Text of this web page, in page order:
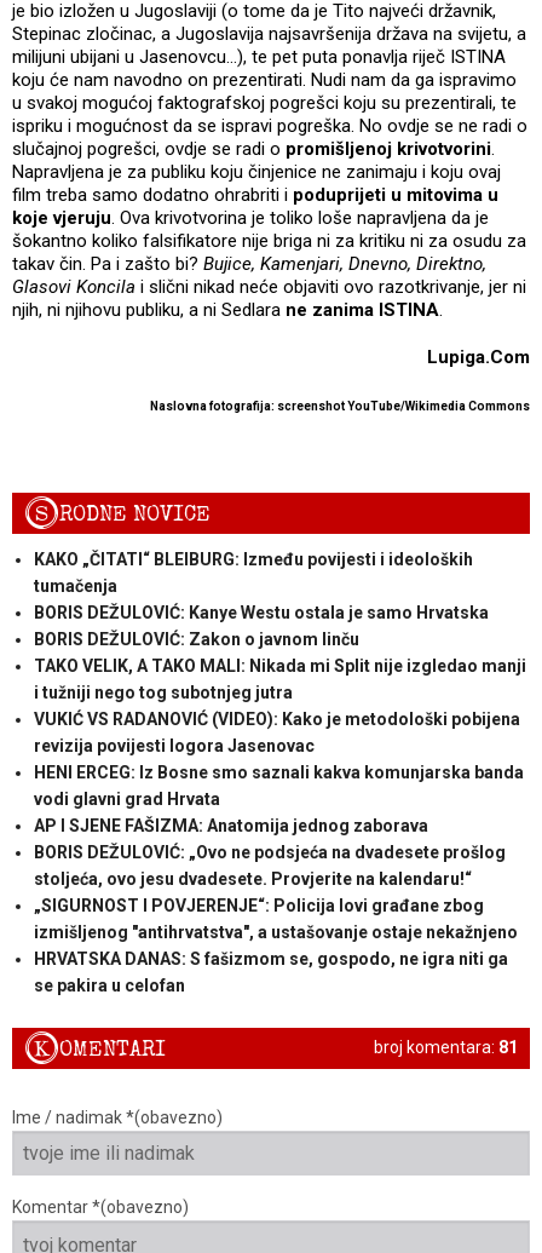
je bio izložen u Jugoslaviji (o tome da je Tito najveći državnik,
Stepinac zločinac, a Jugoslavija najsavršenija država na svijetu, a
milijuni ubijani u Jasenovcu…), te pet puta ponavlja riječ ISTINA
koju će nam navodno on prezentirati. Nudi nam da ga ispravimo
u svakoj mogućoj faktografskoj pogrešci koju su prezentirali, te
ispriku i mogućnost da se ispravi pogreška. No ovdje se ne radi o
slučajnoj pogrešci, ovdje se radi o promišljenoj krivotvorini.
Napravljena je za publiku koju činjenice ne zanimaju i koju ovaj
film treba samo dodatno ohrabriti i poduprijeti u mitovima u
koje vjeruju. Ova krivotvorina je toliko loše napravljena da je
šokantno koliko falsifikatore nije briga ni za kritiku ni za osudu za
takav čin. Pa i zašto bi? Bujice, Kamenjari, Dnevno, Direktno,
Glasovi Koncila i slični nikad neće objaviti ovo razotkrivanje, jer ni
njih, ni njihovu publiku, a ni Sedlara ne zanima ISTINA.
Lupiga.Com
Naslovna fotografija: screenshot YouTube/Wikimedia Commons
SRODNE NOVICE
KAKO „ČITATI“ BLEIBURG: Između povijesti i ideoloških
tumačenja
BORIS DEŽULOVIĆ: Kanye Westu ostala je samo Hrvatska
BORIS DEŽULOVIĆ: Zakon o javnom linču
TAKO VELIK, A TAKO MALI: Nikada mi Split nije izgledao manji
i tužniji nego tog subotnjeg jutra
VUKIĆ VS RADANOVIĆ (VIDEO): Kako je metodološki pobijena
revizija povijesti logora Jasenovac
HENI ERCEG: Iz Bosne smo saznali kakva komunjarska banda
vodi glavni grad Hrvata
AP I SJENE FAŠIZMA: Anatomija jednog zaborava
BORIS DEŽULOVIĆ: „Ovo ne podsjeća na dvadesete prošlog
stoljeća, ovo jesu dvadesete. Provjerite na kalendaru!“
„SIGURNOST I POVJERENJE“: Policija lovi građane zbog
izmišljenog "antihrvatstva", a ustašovanje ostaje nekažnjeno
HRVATSKA DANAS: S fašizmom se, gospodo, ne igra niti ga
se pakira u celofan
broj komentara: 81
KOMENTARI
Ime / nadimak *(obavezno)
Komentar *(obavezno)